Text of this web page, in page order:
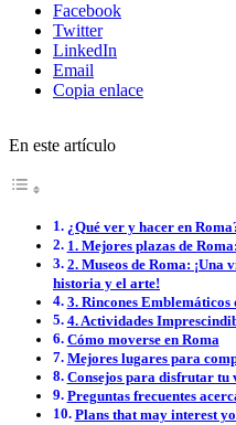
Facebook
Twitter
LinkedIn
Email
Copia enlace
En este artículo
¿Qué ver y hacer en
1. Mejores plazas de
2. Museos de Roma: ¡Una
historia y el arte!
3. Rincones
4. Actividades
Cómo moverse en Roma
Mejores lugares para
Consejos para disfrutar tu
Preguntas frecuentes
Plans that may interest